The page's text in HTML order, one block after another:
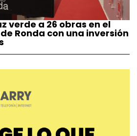
verde a 26 obras en el
Ronda con una inversión